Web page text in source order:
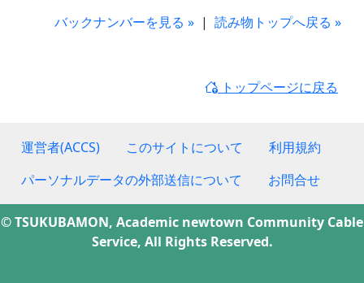
バックナンバーを見る » | 読み物トップへ戻る »
トップページに戻る
運営者(ACCS) このサイトについて
利用規約
パーソナルデータの外部送信について
お問合せ
© TSUKUBAMON, Academic newtown Community Cable
Service, All Rights Reserved.